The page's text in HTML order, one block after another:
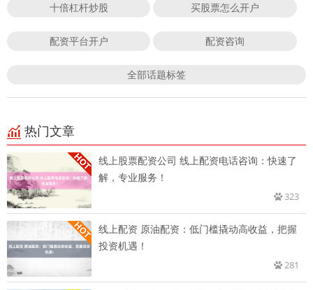
十倍杠杆炒股 买股票怎么开户
配资平台开户 配资咨询
全部话题标签
热门文章
线上股票配资公司 线上配资电话咨询：快速了
解，专业服务！
323
线上配资 原油配资：低门槛撬动高收益，把握
投资机遇！
281